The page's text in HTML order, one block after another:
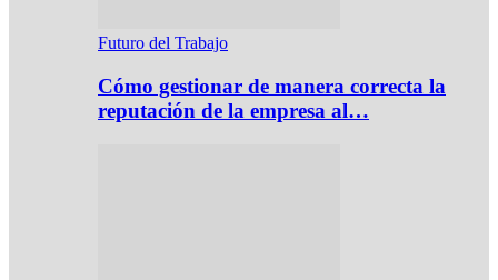
Futuro del Trabajo
Cómo gestionar de manera correcta la
reputación de la empresa al…